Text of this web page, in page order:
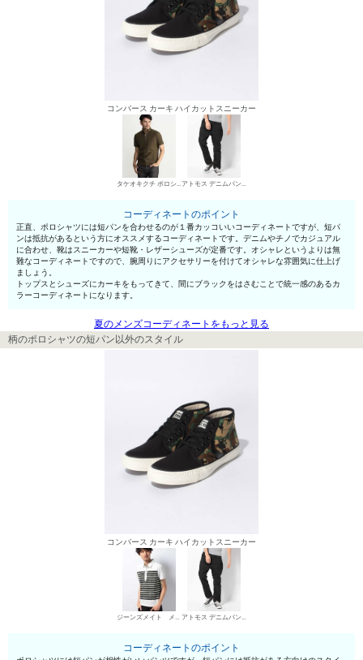
コンバース カーキ ハイカットスニーカー
タケオキクチ ポロシャツ アトモス デニムパンツ・ジーンズ
コーディネートのポイント
正直、ポロシャツには短パンを合わせるのが１番カッコいいコーディネートですが、短パ
ンは抵抗があるという方にオススメするコーディネートです。デニムやチノでカジュアル
に合わせ、靴はスニーカーや短靴・レザーシューズが定番です。オシャレというよりは無
難なコーディネートですので、腕周りにアクセサリーを付けてオシャレな雰囲気に仕上げ
ましょう。
トップスとシューズにカーキをもってきて、間にブラックをはさむことで統一感のあるカ
ラーコーディネートになります。
夏のメンズコーディネートをもっと見る
柄のポロシャツの短パン以外のスタイル
コンバース カーキ ハイカットスニーカー
ジーンズメイト メンズ ポロシャツ アトモス デニムパンツ・ジーンズ
コーディネートのポイント